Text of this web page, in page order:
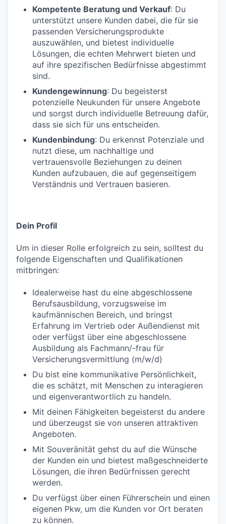
Kompetente Beratung und Verkauf: Du
unterstützt unsere Kunden dabei, die für sie
passenden Versicherungsprodukte
auszuwählen, und bietest individuelle
Lösungen, die echten Mehrwert bieten und
auf ihre spezifischen Bedürfnisse abgestimmt
sind.
Kundengewinnung: Du begeisterst
potenzielle Neukunden für unsere Angebote
und sorgst durch individuelle Betreuung dafür,
dass sie sich für uns entscheiden.
Kundenbindung: Du erkennst Potenziale und
nutzt diese, um nachhaltige und
vertrauensvolle Beziehungen zu deinen
Kunden aufzubauen, die auf gegenseitigem
Verständnis und Vertrauen basieren.
Dein Profil
Um in dieser Rolle erfolgreich zu sein, solltest du
folgende Eigenschaften und Qualifikationen
mitbringen:
Idealerweise hast du eine abgeschlossene
Berufsausbildung, vorzugsweise im
kaufmännischen Bereich, und bringst
Erfahrung im Vertrieb oder Außendienst mit
oder verfügst über eine abgeschlossene
Ausbildung als Fachmann/-frau für
Versicherungsvermittlung (m/w/d)
Du bist eine kommunikative Persönlichkeit,
die es schätzt, mit Menschen zu interagieren
und eigenverantwortlich zu handeln.
Mit deinen Fähigkeiten begeisterst du andere
und überzeugst sie von unseren attraktiven
Angeboten.
Mit Souveränität gehst du auf die Wünsche
der Kunden ein und bietest maßgeschneiderte
Lösungen, die ihren Bedürfnissen gerecht
werden.
Du verfügst über einen Führerschein und einen
eigenen Pkw, um die Kunden vor Ort beraten
zu können.